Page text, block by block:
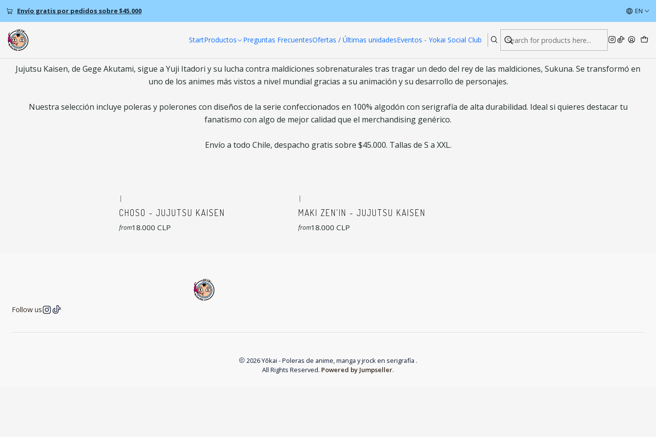
StartProductos Preguntas FrecuentesOfertas / Últimas unidadesEventos - Yokai Social Club
Envío gratis por pedidos sobre $45.000 Read more
EN
Jujutsu Kaisen
Jujutsu Kaisen, de Gege Akutami, sigue a Yuji Itadori y su lucha contra maldiciones sobrenaturales tras tragar un dedo del rey de las maldiciones, Sukuna. Se transformó en
uno de los animes más vistos a nivel mundial gracias a su animación y su desarrollo de personajes.
Nuestra selección incluye poleras y polerones con diseños de la serie confeccionados en 100% algodón con serigrafía de alta durabilidad. Ideal si quieres destacar tu
fanatismo con algo de mejor calidad que el merchandising genérico.
Envío a todo Chile, despacho gratis sobre $45.000. Tallas de S a XXL.
|
CHOSO - JUJUTSU KAISEN
from18.000 CLP
|
MAKI ZEN'IN - JUJUTSU KAISEN
from18.000 CLP
Follow us
2026 Yōkai - Poleras de anime, manga y jrock en serigrafía .
All Rights Reserved. Powered by Jumpseller.